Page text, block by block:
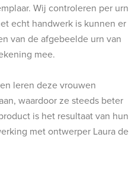
Wij controleren per urn
echt handwerk is kunnen er
van de afgebeelde urn van
mee.
leren deze vrouwen
waardoor ze steeds beter
is het resultaat van hun
met ontwerper Laura de